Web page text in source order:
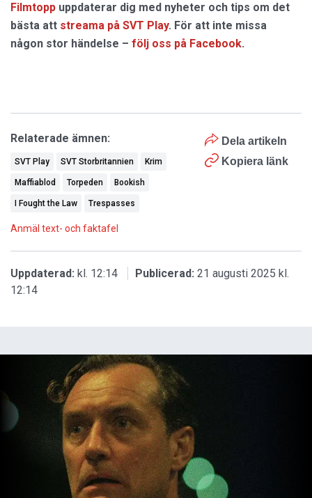
Filmtopp uppdaterar dig med nyheter och tips om det
bästa att streama på SVT Play. För att inte missa
någon stor händelse – följ oss på Facebook.
Dela artikeln
Kopiera länk
Relaterade ämnen:
SVT Play SVT Storbritannien Krim
Maffiablod Torpeden Bookish
I Fought the Law Trespasses
Anmäl text- och faktafel
Uppdaterad: kl. 12:14 Publicerad: 21 augusti 2025 kl.
12:14